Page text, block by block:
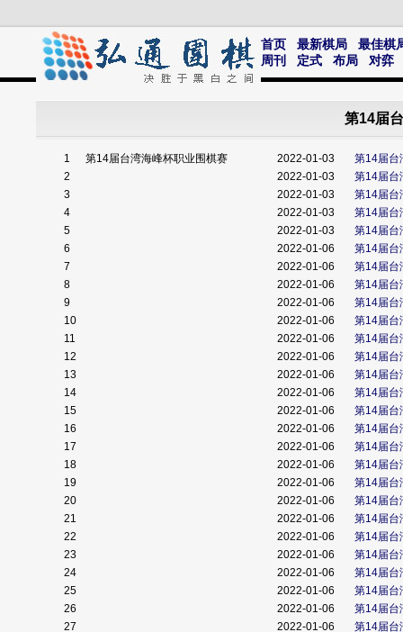
首页 最新棋局
最佳棋
周刊
定式 布局 对弈
第14届
1 第14届台湾海峰杯职业围棋赛 2022-01-03
第14届台
2
2022-01-03
第14届台
3
2022-01-03
第14届台
4
2022-01-03
第14届台
5
2022-01-03
第14届台
6
2022-01-06
第14届台
7
2022-01-06
第14届台
8
2022-01-06
第14届台
9
2022-01-06
第14届台
10
2022-01-06
第14届台
11
2022-01-06
第14届台
12
2022-01-06
第14届台
13
2022-01-06
第14届台
14
2022-01-06
第14届台
15
2022-01-06
第14届台
16
2022-01-06
第14届台
17
2022-01-06
第14届台
18
2022-01-06
第14届台
19
2022-01-06
第14届台
20
2022-01-06
第14届台
21
2022-01-06
第14届台
22
2022-01-06
第14届台
23
2022-01-06
第14届台
24
2022-01-06
第14届台
25
2022-01-06
第14届台
26
2022-01-06
第14届台
27
2022-01-06
第14届台